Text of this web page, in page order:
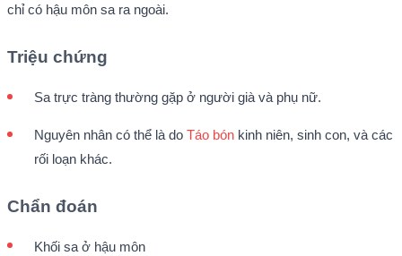
chỉ có hậu môn sa ra ngoài.
Triệu chứng
Sa trực tràng thường gặp ở người già và phụ nữ.
Nguyên nhân có thể là do Táo bón kinh niên, sinh con, và các
rối loạn khác.
Chẩn đoán
Khối sa ở hậu môn